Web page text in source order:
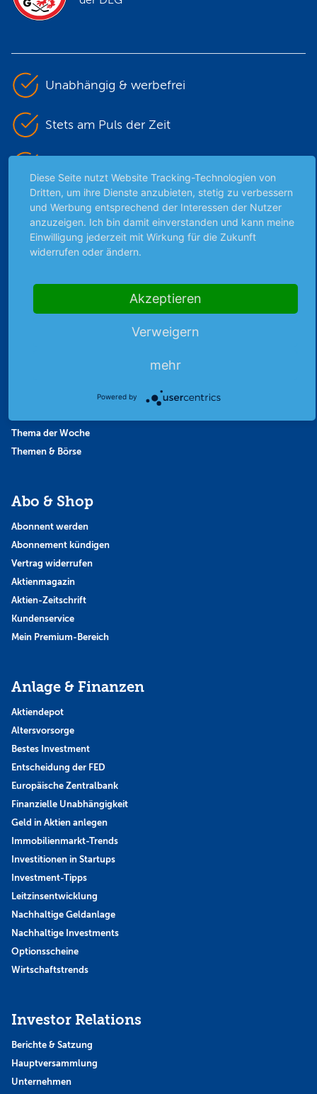
Unabhängig & werbefrei
Stets am Puls der Zeit
Sicher mit SSL-Verschlüsselung
Highlights
Archiv
Thema der Woche
Themen & Börse
Abo & Shop
Abonnent werden
Abonnement kündigen
Vertrag widerrufen
Aktienmagazin
Aktien-Zeitschrift
Kundenservice
Mein Premium-Bereich
Anlage & Finanzen
Aktiendepot
Altersvorsorge
Bestes Investment
Entscheidung der FED
Europäische Zentralbank
Finanzielle Unabhängigkeit
Geld in Aktien anlegen
Immobilienmarkt-Trends
Investitionen in Startups
Investment-Tipps
Leitzinsentwicklung
Nachhaltige Geldanlage
Nachhaltige Investments
Optionsscheine
Wirtschaftstrends
Investor Relations
Berichte & Satzung
Hauptversammlung
Unternehmen
Diese Seite nutzt Website Tracking-Technologien von
Dritten, um ihre Dienste anzubieten, stetig zu verbessern
und Werbung entsprechend der Interessen der Nutzer
anzuzeigen. Ich bin damit einverstanden und kann meine
Einwilligung jederzeit mit Wirkung für die Zukunft
widerrufen oder ändern.
Akzeptieren
Verweigern
mehr
Powered by